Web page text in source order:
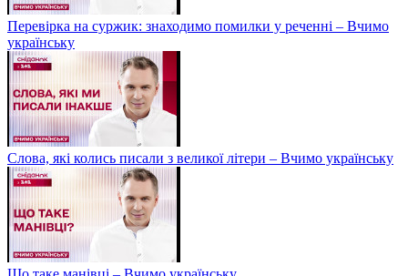
Перевірка на суржик: знаходимо помилки у реченні – Вчимо
українську
Слова, які колись писали з великої літери – Вчимо українську